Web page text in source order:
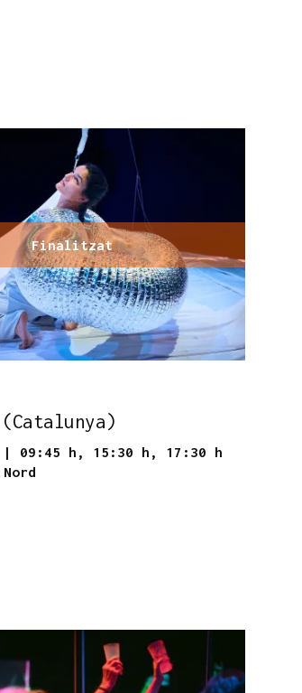
Finalitzat
| 09:45 h, 15:30 h,
17:30 h